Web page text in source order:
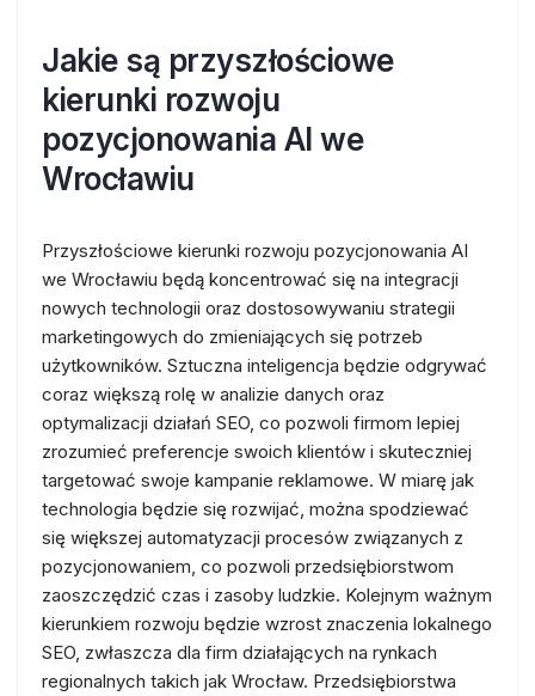
Jakie są przyszłościowe
kierunki rozwoju
pozycjonowania AI we
Wrocławiu
Przyszłościowe kierunki rozwoju pozycjonowania AI
we Wrocławiu będą koncentrować się na integracji
nowych technologii oraz dostosowywaniu strategii
marketingowych do zmieniających się potrzeb
użytkowników. Sztuczna inteligencja będzie odgrywać
coraz większą rolę w analizie danych oraz
optymalizacji działań SEO, co pozwoli firmom lepiej
zrozumieć preferencje swoich klientów i skuteczniej
targetować swoje kampanie reklamowe. W miarę jak
technologia będzie się rozwijać, można spodziewać
się większej automatyzacji procesów związanych z
pozycjonowaniem, co pozwoli przedsiębiorstwom
zaoszczędzić czas i zasoby ludzkie. Kolejnym ważnym
kierunkiem rozwoju będzie wzrost znaczenia lokalnego
SEO, zwłaszcza dla firm działających na rynkach
regionalnych takich jak Wrocław. Przedsiębiorstwa